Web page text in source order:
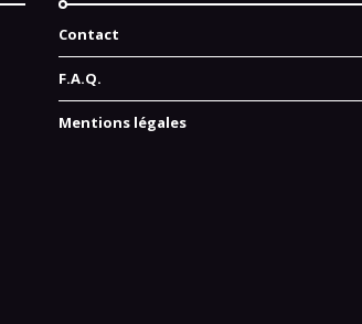
Contact
F.A.Q.
Mentions légales